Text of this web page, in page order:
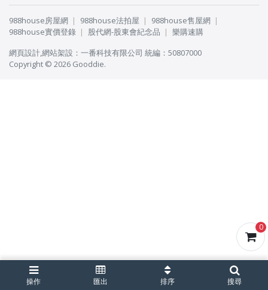
0
操作 匯出 排序 搜尋
988house房屋網 988house法拍屋
988house售屋網
988house實價登錄
股代網-股東會紀念品
樂購速購
網頁設計,網站架設 ： 一番科技有限公司 統編：50807000
Copyright © 2026 Gooddie.